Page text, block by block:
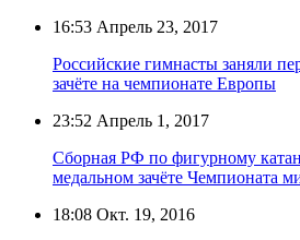
16:53 Апрель 23, 2017
Российские гимнасты заняли
зачёте на чемпионате Европы
23:52 Апрель 1, 2017
Сборная РФ по фигурному
медальном зачёте Чемпионата
18:08 Окт. 19, 2016